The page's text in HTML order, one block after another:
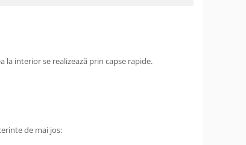
la interior se realizează prin capse rapide.
de mai jos: